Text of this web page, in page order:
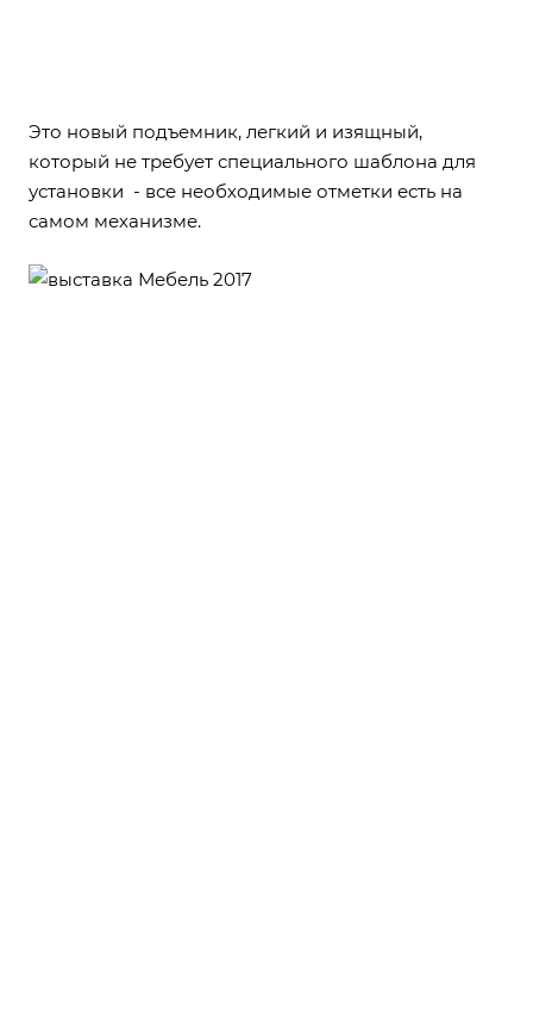
Это новый подъемник, легкий и изящный,
который не требует специального шаблона для
установки - все необходимые отметки есть на
самом механизме.